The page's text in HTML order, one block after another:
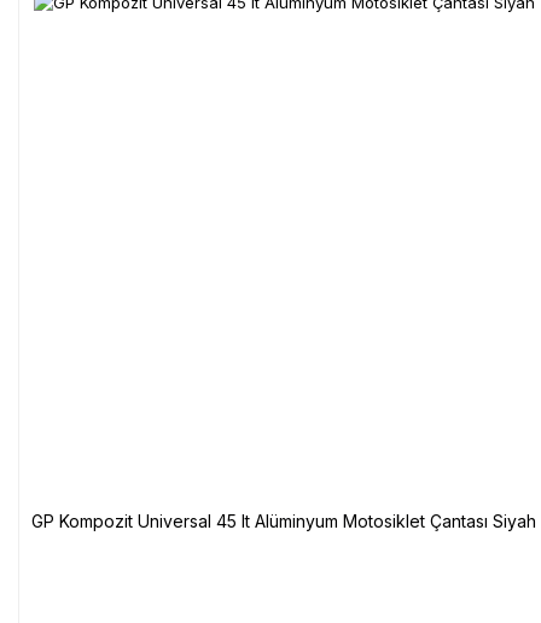
GP Kompozit Universal 45 lt Alüminyum Motosiklet Çantası Siyah